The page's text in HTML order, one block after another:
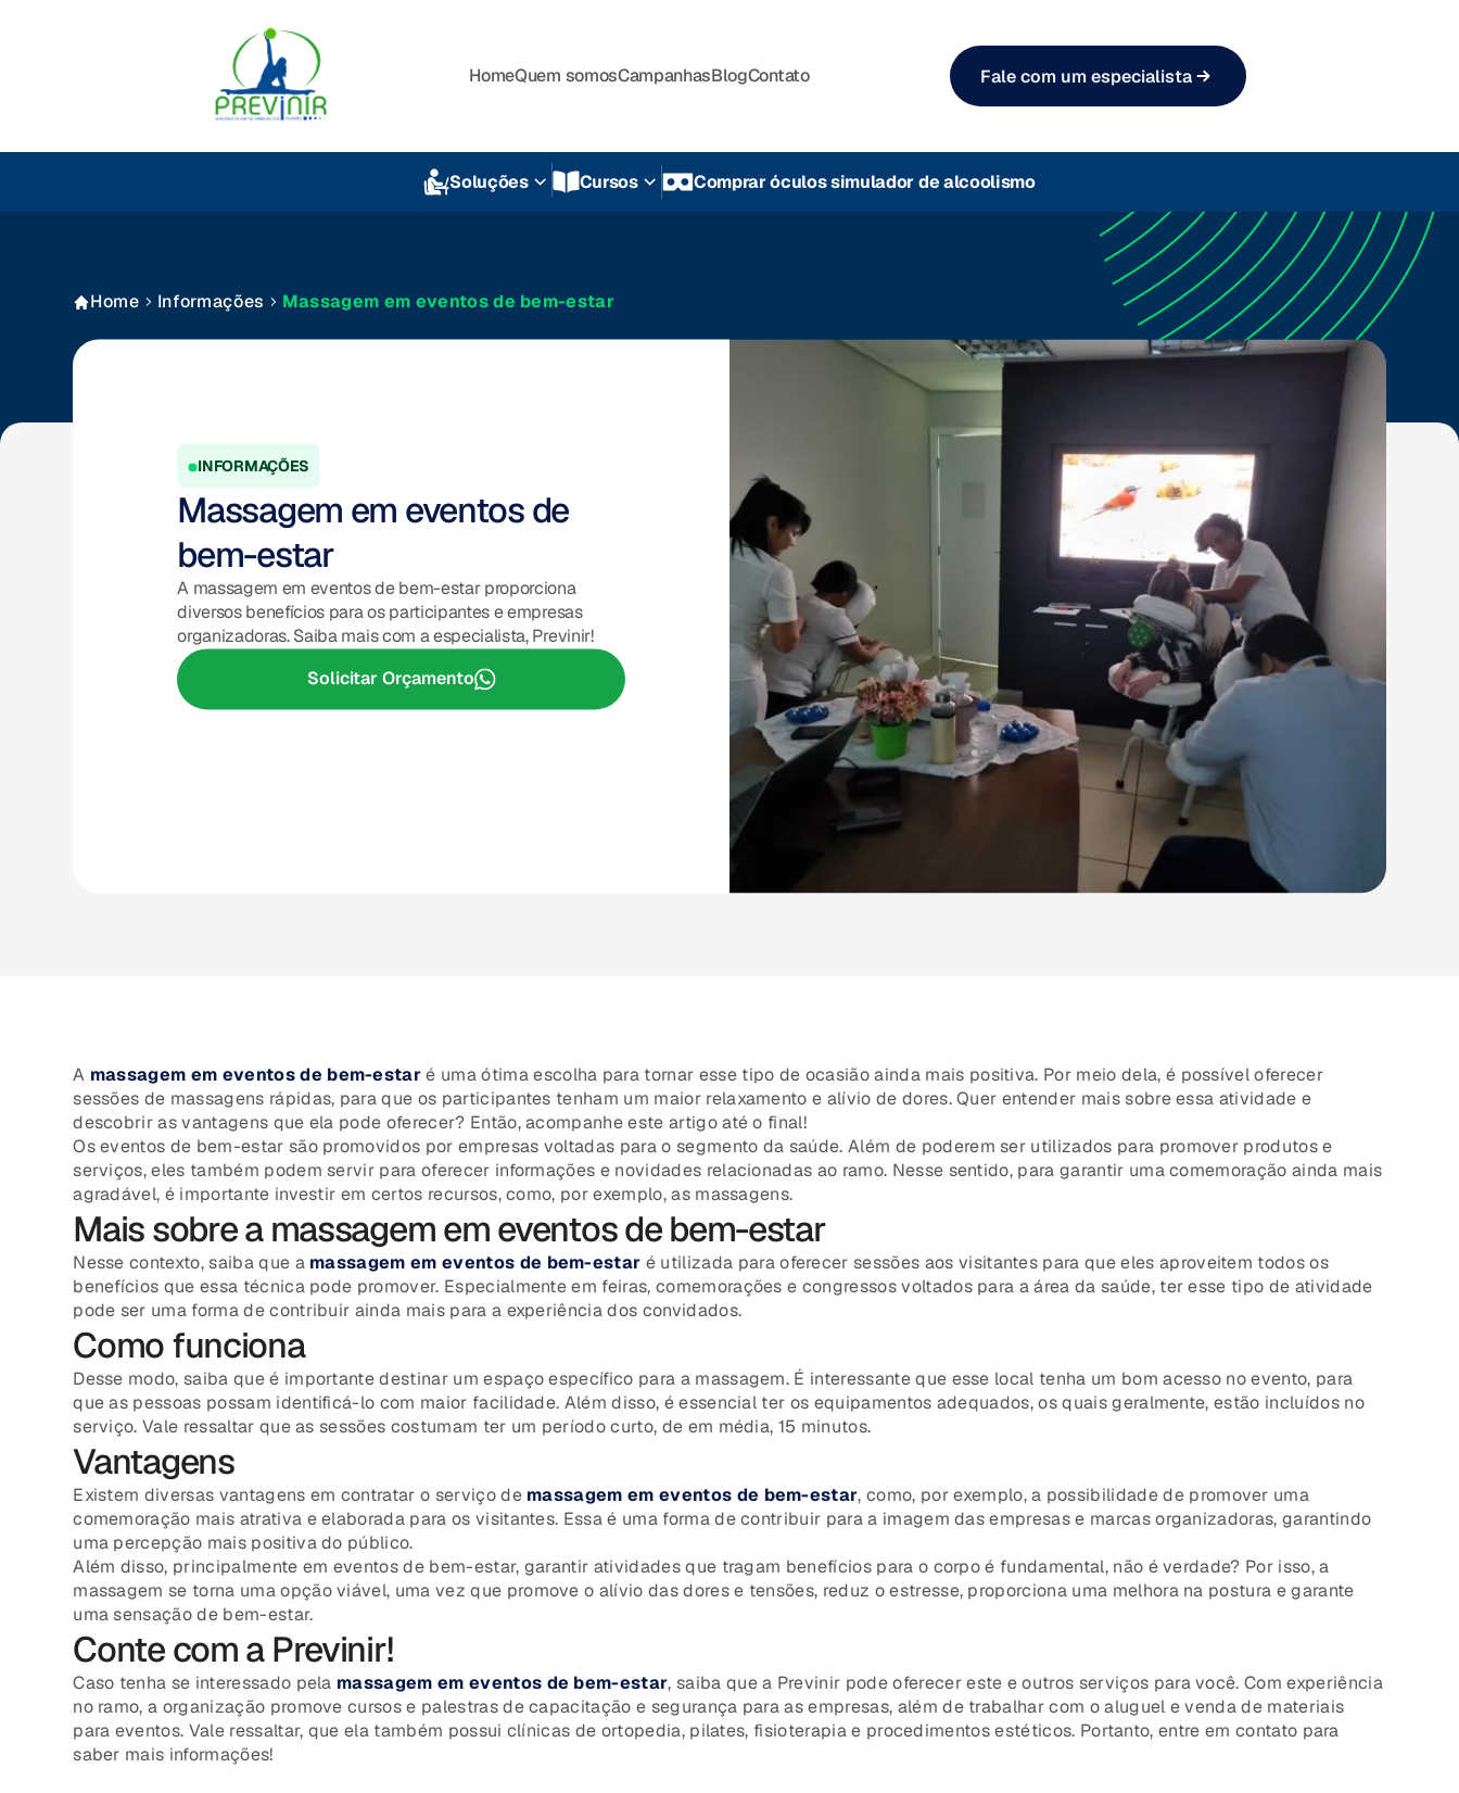
HomeQuem somosCampanhasBlogContato Fale com um especialista
Soluções Cursos Comprar óculos simulador de alcoolismo
Home Informações Massagem em eventos de bem-estar
INFORMAÇÕES
Massagem em eventos de
bem-estar
A massagem em eventos de bem-estar proporciona
diversos benefícios para os participantes e empresas
organizadoras. Saiba mais com a especialista, Previnir!
Solicitar Orçamento
A massagem em eventos de bem-estaré uma ótima escolha para tornar esse tipo de ocasião ainda mais positiva. Por meio dela, é possível oferecer
sessões de massagens rápidas, para que os participantes tenham um maior relaxamento e alívio de dores. Quer entender mais sobre essa atividade e
descobrir as vantagens que ela pode oferecer? Então, acompanhe este artigo até o final!
Os eventos de bem-estar são promovidos por empresas voltadas para o segmento da saúde. Além de poderem ser utilizados para promover produtos e
serviços, eles também podem servir para oferecer informações e novidades relacionadas ao ramo. Nesse sentido, para garantir uma comemoração ainda mais
agradável, é importante investir em certos recursos, como, por exemplo, as massagens.
Mais sobre a massagem em eventos de bem-estar
Nesse contexto, saiba que a massagem em eventos de bem-estar é utilizada para oferecer sessões aos visitantes para que eles aproveitem todos os
benefícios que essa técnica pode promover. Especialmente em feiras, comemorações e congressos voltados para a área da saúde, ter esse tipo de atividade
pode ser uma forma de contribuir ainda mais para a experiência dos convidados.
Como funciona
Desse modo, saiba que é importante destinar um espaço específico para a massagem. É interessante que esse local tenha um bom acesso no evento, para
que as pessoas possam identificá-lo com maior facilidade. Além disso, é essencial ter os equipamentos adequados, os quais geralmente, estão incluídos no
serviço. Vale ressaltar que as sessões costumam ter um período curto, de em média, 15 minutos.
Vantagens
Existem diversas vantagens em contratar o serviço de massagem em eventos de bem-estar, como, por exemplo, a possibilidade de promover uma
comemoração mais atrativa e elaborada para os visitantes. Essa é uma forma de contribuir para a imagem das empresas e marcas organizadoras, garantindo
uma percepção mais positiva do público.
Além disso, principalmente em eventos de bem-estar, garantir atividades que tragam benefícios para o corpo é fundamental, não é verdade? Por isso, a
massagem se torna uma opção viável, uma vez que promove o alívio das dores e tensões, reduz o estresse, proporciona uma melhora na postura e garante
uma sensação de bem-estar.
Conte com a Previnir!
Caso tenha se interessado pela massagem em eventos de bem-estar, saiba que a Previnir pode oferecer este e outros serviços para você. Com experiência
no ramo, a organização promove cursos e palestras de capacitação e segurança para as empresas, além de trabalhar com o aluguel e venda de materiais
para eventos. Vale ressaltar, que ela também possui clínicas de ortopedia, pilates, fisioterapia e procedimentos estéticos. Portanto, entre em contato para
saber mais informações!